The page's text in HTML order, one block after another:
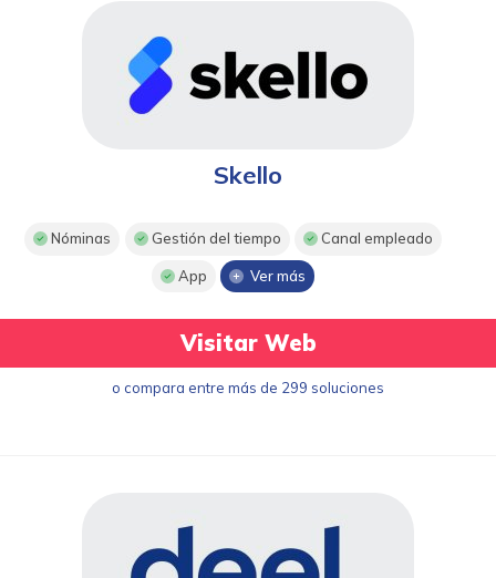
Skello
Nóminas Gestión del tiempo Canal empleado
App Ver más
Visitar Web
o compara entre más de 299 soluciones